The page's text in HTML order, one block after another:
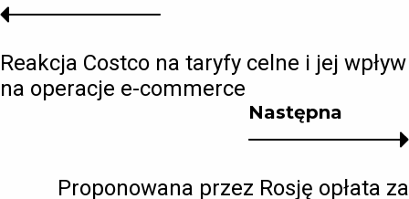
Następna
Proponowana przez Rosję opłata za
Reakcja Costco na taryfy celne i jej wpływ
na operacje e-commerce